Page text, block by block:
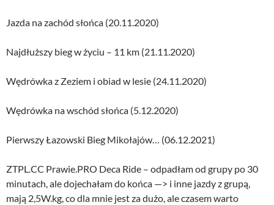
Jazda na zachód słońca (20.11.2020)
Najdłuższy bieg w życiu – 11 km (21.11.2020)
Wędrówka z Zeziem i obiad w lesie (24.11.2020)
Wędrówka na wschód słońca (5.12.2020)
Pierwszy Łazowski Bieg Mikołajów… (06.12.2021)
ZTPL.CC Prawie.PRO Deca Ride – odpadłam od grupy po 30
minutach, ale dojechałam do końca —> i inne jazdy z grupą,
mają 2,5W.kg, co dla mnie jest za dużo, ale czasem warto